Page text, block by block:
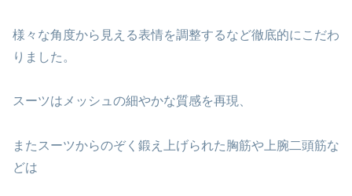
様々な角度から見える表情を調整するなど徹底的にこだわ
りました。
スーツはメッシュの細やかな質感を再現、
またスーツからのぞく鍛え上げられた胸筋や上腕二頭筋な
どは